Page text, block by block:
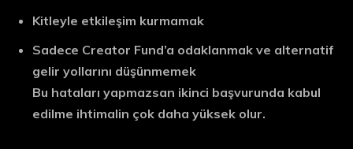
Kitleyle etkileşim kurmamak
Sadece Creator Fund’a odaklanmak ve alternatif
gelir yollarını düşünmemek
Bu hataları yapmazsan ikinci başvurunda kabul
edilme ihtimalin çok daha yüksek olur.